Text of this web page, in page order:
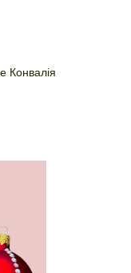
Конвалія